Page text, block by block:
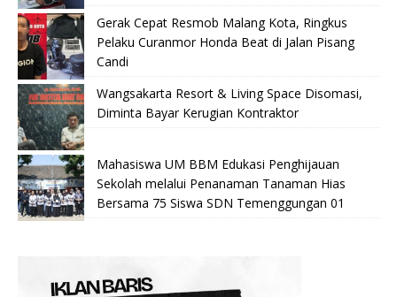
Gerak Cepat Resmob Malang Kota, Ringkus
Pelaku Curanmor Honda Beat di Jalan Pisang
Candi
Wangsakarta Resort & Living Space Disomasi,
Diminta Bayar Kerugian Kontraktor
Mahasiswa UM BBM Edukasi Penghijauan
Sekolah melalui Penanaman Tanaman Hias
Bersama 75 Siswa SDN Temenggungan 01